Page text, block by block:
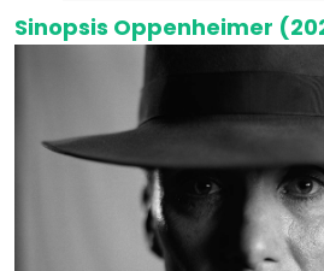
Sinopsis Oppenheimer